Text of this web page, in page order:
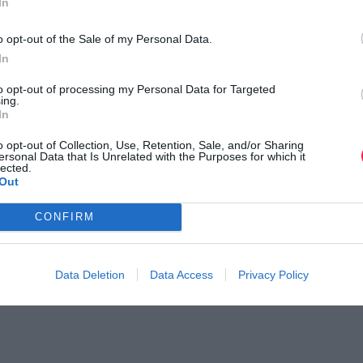
opt-out of the Sale of my Personal Data.
opt-out of processing my Personal Data for Targeted
opt-out of Collection, Use, Retention, Sale, and/or Sharing
Data that Is Unrelated with the Purposes for which it
CONFIRM
Data Deletion Data Access Privacy Policy
κόσμο στο
καιTwitter.